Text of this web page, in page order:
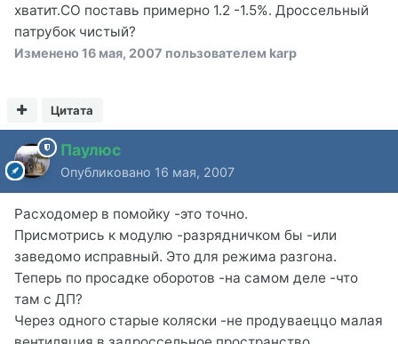
хватит.СО поставь примерно 1.2 -1.5%. Дроссельный
патрубок чистый?
Изменено 16 мая, 2007 пользователем karp
Цитата
Паулюс
Опубликовано 16 мая, 2007
Расходомер в помойку -это точно.
Присмотрись к модулю -разрядничком бы -или
заведомо исправный. Это для режима разгона.
Теперь по просадке оборотов -на самом деле -что
там с ДП?
Через одного старые коляски -не продуваеццо малая